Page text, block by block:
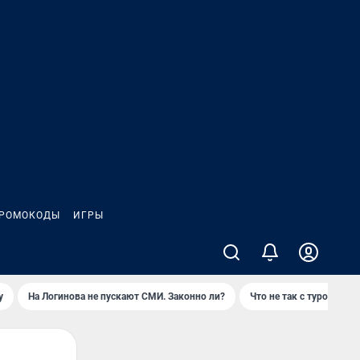
ИГРЫ
На Логинова не пускают СМИ. Законно ли? Что не так с туром на